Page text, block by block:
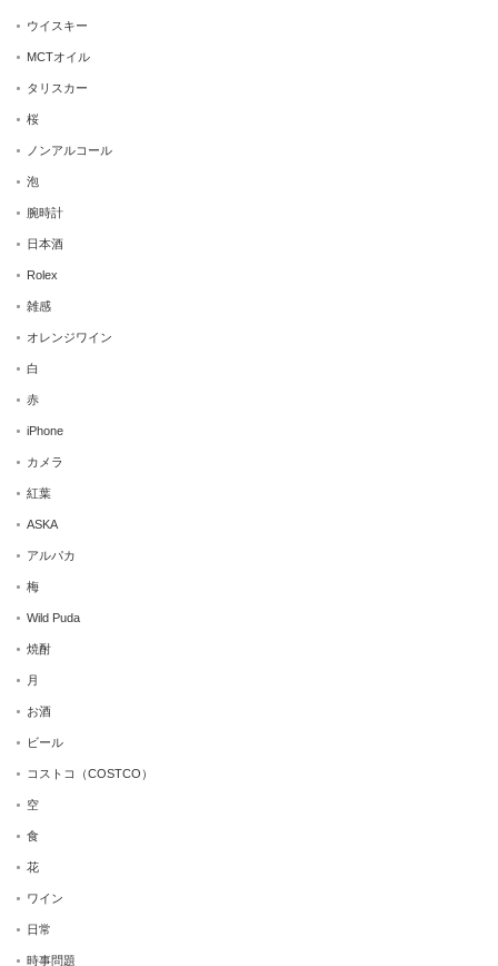
ウイスキー
MCTオイル
タリスカー
桜
ノンアルコール
泡
腕時計
日本酒
Rolex
雑感
オレンジワイン
白
赤
iPhone
カメラ
紅葉
ASKA
アルパカ
梅
Wild Puda
焼酎
月
お酒
ビール
コストコ（COSTCO）
空
食
花
ワイン
日常
時事問題